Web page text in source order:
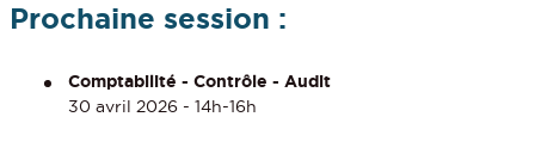
Prochaine session :
Comptabilité - Contrôle - Audit
30 avril 2026 - 14h-16h